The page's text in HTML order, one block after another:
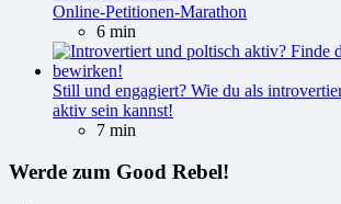
Online-Petitionen-Marathon
6 min
Still und engagiert? Wie du als
aktiv sein kannst!
7 min
Werde zum Good Rebel!